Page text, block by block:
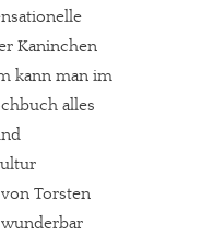
Kaninchen
kann man im
alles
Torsten